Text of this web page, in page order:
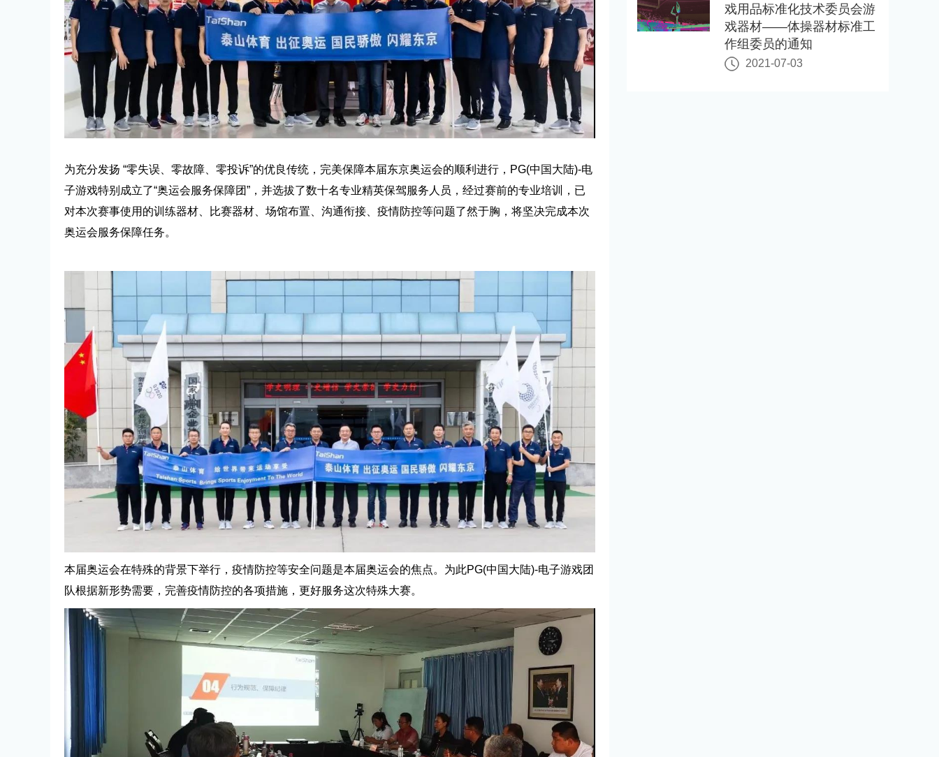
为充分发扬 “零失误、零故障、零投诉”的优良传统，完美保障本届东京奥运会的顺利进行，PG(中国大陆)-电
子游戏特别成立了“奥运会服务保障团”，并选拔了数十名专业精英保驾服务人员，经过赛前的专业培训，已
对本次赛事使用的训练器材、比赛器材、场馆布置、沟通衔接、疫情防控等问题了然于胸，将坚决完成本次
奥运会服务保障任务。
本届奥运会在特殊的背景下举行，疫情防控等安全问题是本届奥运会的焦点。为此PG(中国大陆)-电子游戏团
队根据新形势需要，完善疫情防控的各项措施，更好服务这次特殊大赛。
戏用品标准化技术委员会游
戏器材——体操器材标准工
作组委员的通知
2021-07-03